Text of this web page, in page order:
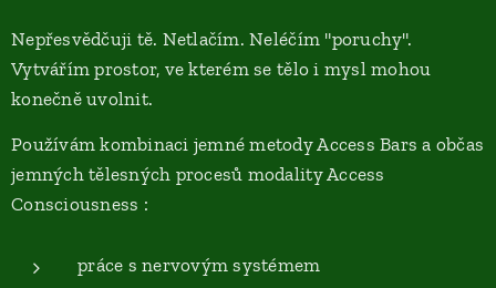
Nepřesvědčuji tě. Netlačím. Neléčím "poruchy".
Vytvářím prostor, ve kterém se tělo i mysl mohou
konečně uvolnit.
Používám kombinaci jemné metody Access Bars a občas
jemných tělesných procesů modality Access
Consciousness :
práce s nervovým systémem